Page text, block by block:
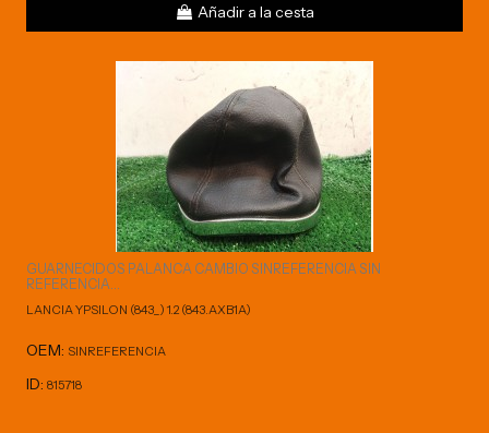
Añadir a la cesta
GUARNECIDOS PALANCA CAMBIO SINREFERENCIA SIN
REFERENCIA...
LANCIA YPSILON (843_) 1.2 (843.AXB1A)
OEM: SINREFERENCIA
ID: 815718